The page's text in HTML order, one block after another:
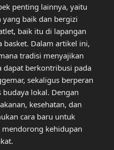
penting lainnya, yaitu
yang baik dan bergizi
baik itu di lapangan
basket. Dalam artikel ini,
tradisi menyajikan
dapat berkontribusi pada
sekaligus berperan
lokal. Dengan
kesehatan, dan
cara baru untuk
kehidupan